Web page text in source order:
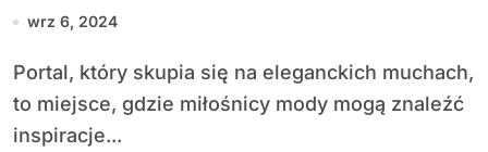
wrz 6, 2024
Portal, który skupia się na eleganckich muchach,
to miejsce, gdzie miłośnicy mody mogą znaleźć
inspiracje...